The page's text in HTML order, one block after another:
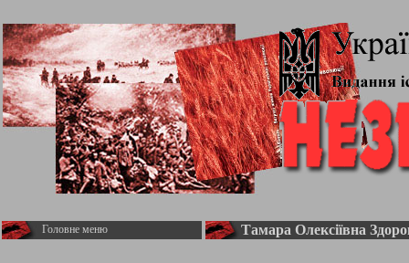
Головне меню Тамара Олексіївна